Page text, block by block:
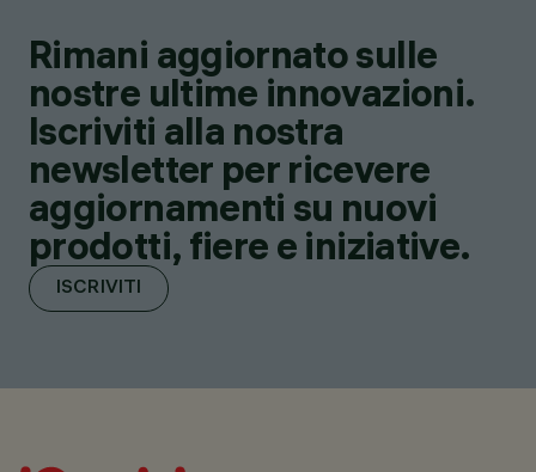
Rimani aggiornato sulle
nostre ultime innovazioni.
Iscriviti alla nostra
newsletter per ricevere
aggiornamenti su nuovi
prodotti, fiere e iniziative.
ISCRIVITI